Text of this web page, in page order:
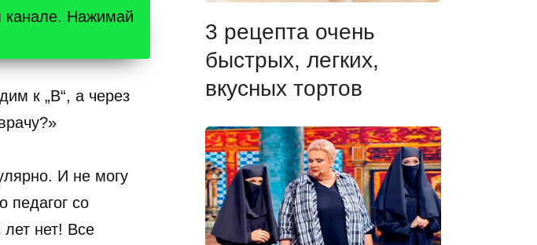
канале. Нажимай
к „В“, а через
И не могу
педагог со
нет! Все
3 рецепта очень
быстрых, легких,
вкусных тортов